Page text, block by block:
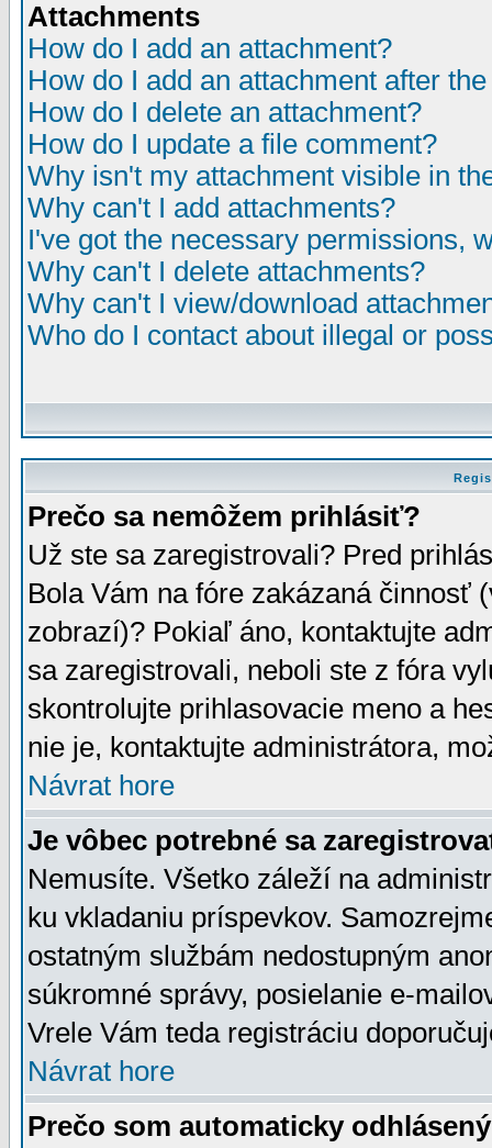
Attachments
How do I add an attachment?
How do I add an attachment after
How do I delete an attachment?
How do I update a file comment?
Why isn't my attachment visible in
Why can't I add attachments?
I've got the necessary permissions,
Why can't I delete attachments?
Why can't I view/download
Who do I contact about illegal or
Prečo sa nemôžem prihlásiť?
Už ste sa zaregistrovali? Pred
Bola Vám na fóre zakázaná činnosť
zobrazí)? Pokiaľ áno, kontaktujte
sa zaregistrovali, neboli ste z fóra
skontrolujte prihlasovacie meno a
nie je, kontaktujte administrátora,
Návrat hore
Je vôbec potrebné sa
Nemusíte. Všetko záleží na
ku vkladaniu príspevkov.
ostatným službám nedostupným
súkromné správy, posielanie e-
Vrele Vám teda registráciu
Návrat hore
Prečo som automaticky